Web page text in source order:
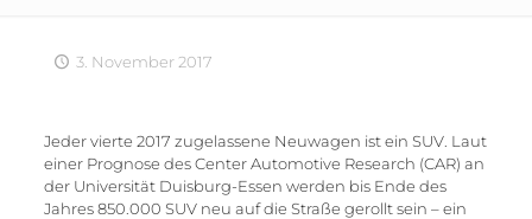
3. November 2017
Jeder vierte 2017 zugelassene Neuwagen ist ein SUV. Laut
einer Prognose des Center Automotive Research (CAR) an
der Universität Duisburg-Essen werden bis Ende des
Jahres 850.000 SUV neu auf die Straße gerollt sein – ein